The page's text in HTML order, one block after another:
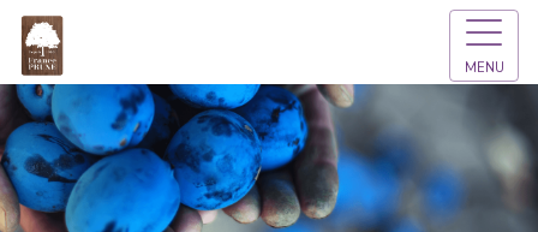
MENU